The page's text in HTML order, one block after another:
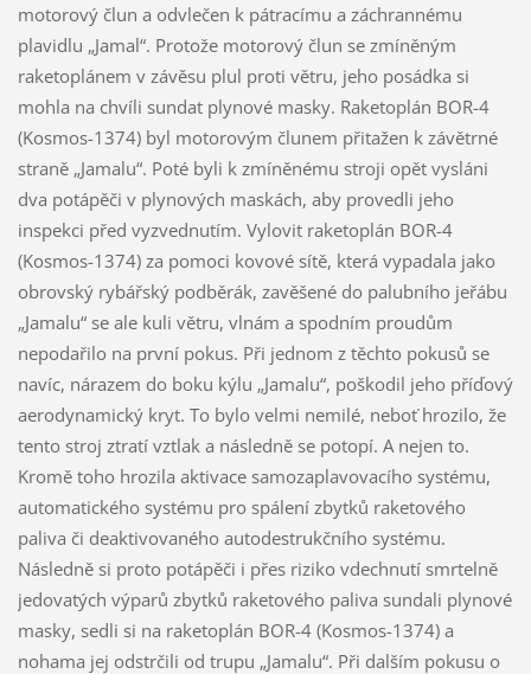
motorový člun a odvlečen k pátracímu a záchrannému
plavidlu „Jamal“. Protože motorový člun se zmíněným
raketoplánem v závěsu plul proti větru, jeho posádka si
mohla na chvíli sundat plynové masky. Raketoplán BOR-4
(Kosmos-1374) byl motorovým člunem přitažen k závětrné
straně „Jamalu“. Poté byli k zmíněnému stroji opět vysláni
dva potápěči v plynových maskách, aby provedli jeho
inspekci před vyzvednutím. Vylovit raketoplán BOR-4
(Kosmos-1374) za pomoci kovové sítě, která vypadala jako
obrovský rybářský podběrák, zavěšené do palubního jeřábu
„Jamalu“ se ale kuli větru, vlnám a spodním proudům
nepodařilo na první pokus. Při jednom z těchto pokusů se
navíc, nárazem do boku kýlu „Jamalu“, poškodil jeho příďový
aerodynamický kryt. To bylo velmi nemilé, neboť hrozilo, že
tento stroj ztratí vztlak a následně se potopí. A nejen to.
Kromě toho hrozila aktivace samozaplavovacího systému,
automatického systému pro spálení zbytků raketového
paliva či deaktivovaného autodestrukčního systému.
Následně si proto potápěči i přes riziko vdechnutí smrtelně
jedovatých výparů zbytků raketového paliva sundali plynové
masky, sedli si na raketoplán BOR-4 (Kosmos-1374) a
nohama jej odstrčili od trupu „Jamalu“. Při dalším pokusu o